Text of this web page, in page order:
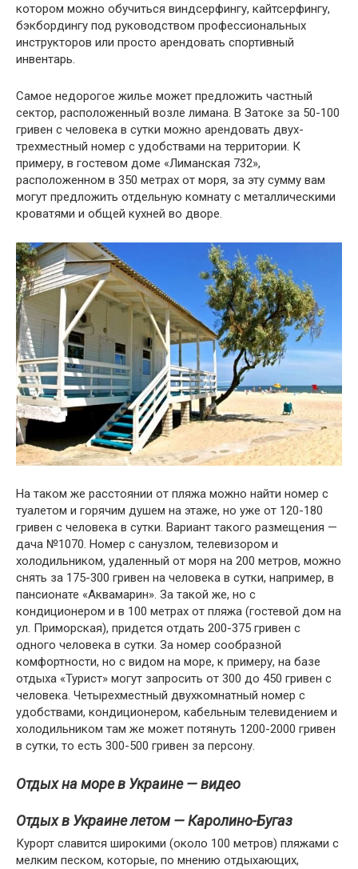
котором можно обучиться виндсерфингу, кайтсерфингу,
бэкбордингу под руководством профессиональных
инструкторов или просто арендовать спортивный
инвентарь.
Самое недорогое жилье может предложить частный
сектор, расположенный возле лимана. В Затоке за 50-100
гривен с человека в сутки можно арендовать двух-
трехместный номер с удобствами на территории. К
примеру, в гостевом доме «Лиманская 732»,
расположенном в 350 метрах от моря, за эту сумму вам
могут предложить отдельную комнату с металлическими
кроватями и общей кухней во дворе.
На таком же расстоянии от пляжа можно найти номер с
туалетом и горячим душем на этаже, но уже от 120-180
гривен с человека в сутки. Вариант такого размещения —
дача №1070. Номер с санузлом, телевизором и
холодильником, удаленный от моря на 200 метров, можно
снять за 175-300 гривен на человека в сутки, например, в
пансионате «Аквамарин». За такой же, но с
кондиционером и в 100 метрах от пляжа (гостевой дом на
ул. Приморская), придется отдать 200-375 гривен с
одного человека в сутки. За номер сообразной
комфортности, но с видом на море, к примеру, на базе
отдыха «Турист» могут запросить от 300 до 450 гривен с
человека. Четырехместный двухкомнатный номер с
удобствами, кондиционером, кабельным телевидением и
холодильником там же может потянуть 1200-2000 гривен
в сутки, то есть 300-500 гривен за персону.
Отдых на море в Украине — видео
Отдых в Украине летом — Каролино-Бугаз
Курорт славится широкими (около 100 метров) пляжами с
мелким песком, которые, по мнению отдыхающих,